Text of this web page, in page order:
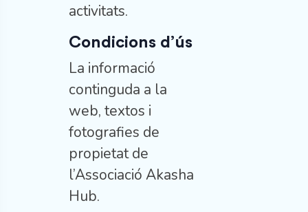
activitats.
Condicions d’ús
La informació
continguda a la
web, textos i
fotografies de
propietat de
l’Associació Akasha
Hub.